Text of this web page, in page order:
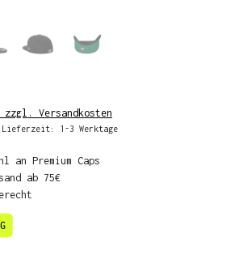
Versandkosten
1-3 Werktage
an Premium Caps
ab 75€